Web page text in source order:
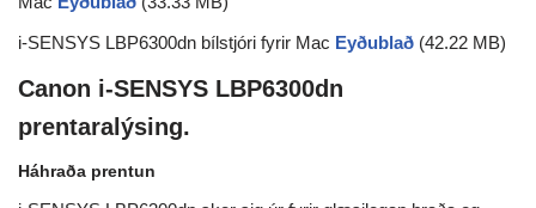
i-SENSYS LBP6300dn bílstjóri fyrir Mac Eyðublað (42.22 MB)
Canon i-SENSYS LBP6300dn
prentaralýsing.
Háhraða prentun